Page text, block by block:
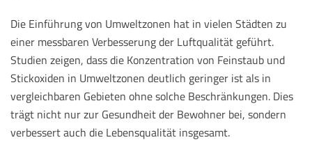
Die Einführung von Umweltzonen hat in vielen Städten zu
einer messbaren Verbesserung der Luftqualität geführt.
Studien zeigen, dass die Konzentration von Feinstaub und
Stickoxiden in Umweltzonen deutlich geringer ist als in
vergleichbaren Gebieten ohne solche Beschränkungen. Dies
trägt nicht nur zur Gesundheit der Bewohner bei, sondern
verbessert auch die Lebensqualität insgesamt.